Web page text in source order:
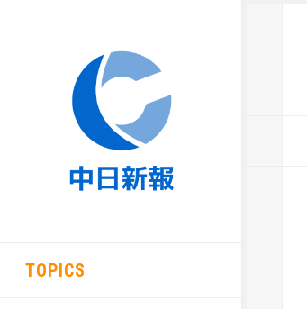
TOPICS